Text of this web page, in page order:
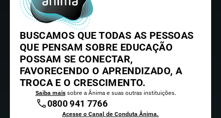
BUSCAMOS QUE TODAS AS PESSOAS
QUE PENSAM SOBRE EDUCAÇÃO
POSSAM SE CONECTAR,
FAVORECENDO O APRENDIZADO, A
TROCA E O CRESCIMENTO.
Saiba maissobre a Ânima e suas outras instituições.
0800 941 7766
Acesse o Canal de Conduta Ânima.